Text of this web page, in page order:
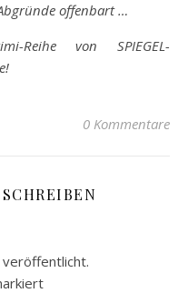
offenbart …
Reihe von SPIEGEL-
0 Kommentare